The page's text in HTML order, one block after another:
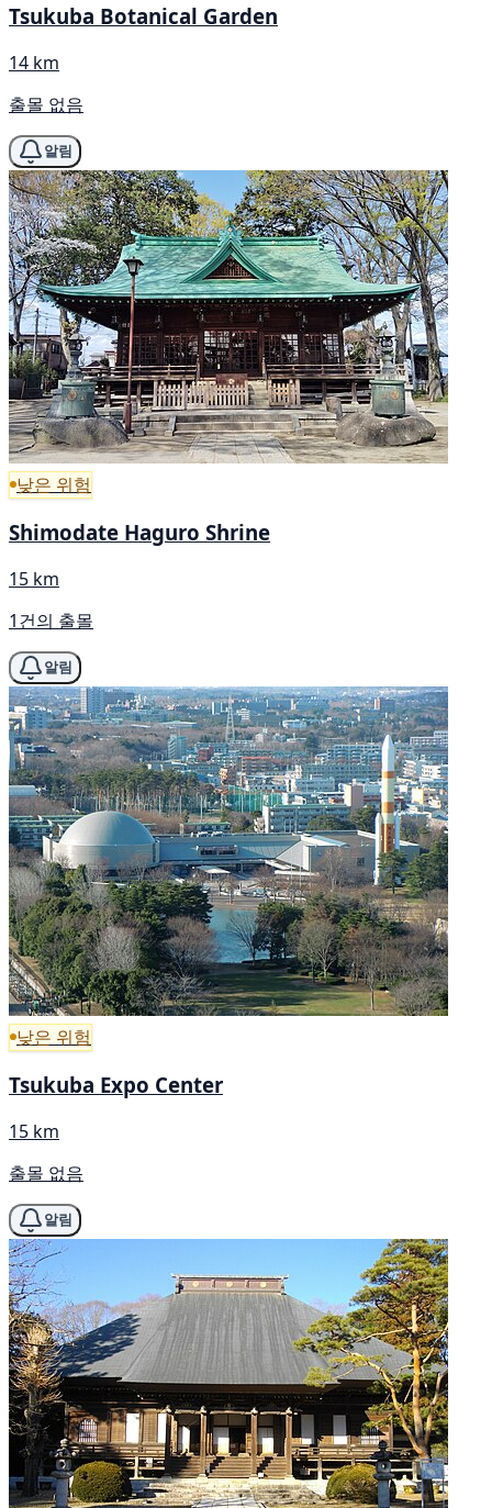
Tsukuba Botanical Garden
14 km
출몰 없음
알림
낮은 위험
Shimodate Haguro Shrine
15 km
1건의 출몰
알림
낮은 위험
Tsukuba Expo Center
15 km
출몰 없음
알림